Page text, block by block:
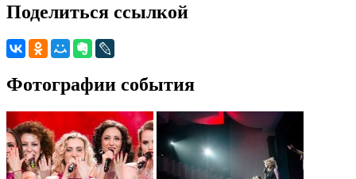
Поделиться ссылкой
Фотографии события